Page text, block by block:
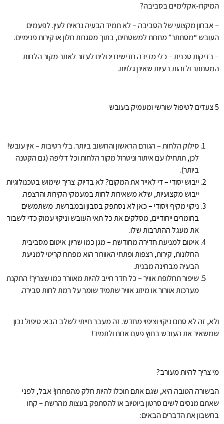
המיקרו-אקלימיים בסביבה?
– אבחון מקצועי של הסביבה – לא תמיד הבעיה נראית לעין. לפעמים
העובש “מסתתר” מתחת למשטחים, בתוך מסגרות חלון או קירות פנימיים.
– בדיקות טכנית – כלי מדידה חדישים יכולים לעזור לאתר מקור הלחות
המסתתר ולזהות בעיות שאינן גלויות.
5 צעדים לטיפול שורשי ומעמיק בעובש
סילוק הלחות – הגורם הראשון והחשוב ביותר. בלי רטיבות – אין עובש!
לכן, תתחילו עם איתור וניטרול מקור הלחות וכל דליפה (גם הקטנה
ביותר).
ייבוש יסודי – די לאייר את המקום? לא בדיוק. צריך שימוש בטכנולוגיות
ייבוש מקצועיות, שלא משאירות לחות במעמקי הקירות והרצפה.
ניקוי מקיף ויסודי – כאן לא נסתפק בסבון ובמברשת. משתמשים
בחומרים ייחודיים, מסלקים את כל תאי העובש וניקוי עמוק כדי לשבור
את מעגל ההתרבות שלו.
איטום למניעת חדירה מחודשת – מגן כמו שריון. איטום מסביבית
החלונות, קירות, רצפות ופתחי האוורור הוא מפתח קריטי למניעת
הבעיה מבחינה מבנית.
שיפור תחלופת אוויר – כל חדר חייב להיות מאוורר כמו שצריך! התקנת
מערכות אוורור או מיזוג אוויר שתמיד שומר על רמת לחות סבירה.
ולא, זה לא סתם ניקוי וציפוי מחדש. זה מעבר חייתי לשלב הבא: טיפול נכון
שמשאיר את העובש בחוץ פעם אחת ולתמיד!
מי צריך להיות מעורב?
הבשורה הטובה היא, שגם אתם תוכלו להיות חלק מהפתרון! אבל, לפני
שאתם מנסים לשים סרטון ביוטיוב או להסתפק בעצות מהרשת – קחו
בחשבון את הדברים הבאים: